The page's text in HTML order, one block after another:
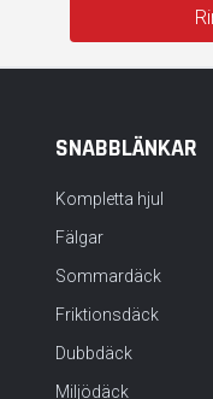
SNABBLÄNKAR
Kompletta hjul
Fälgar
Sommardäck
Friktionsdäck
Dubbdäck
Miljödäck